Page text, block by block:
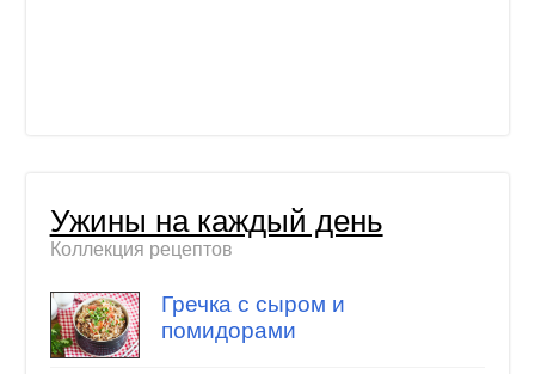
Ужины на каждый день
Коллекция рецептов
Гречка с сыром и
помидорами